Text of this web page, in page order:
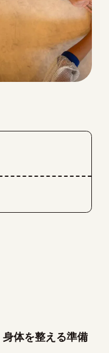
身体を整える準備